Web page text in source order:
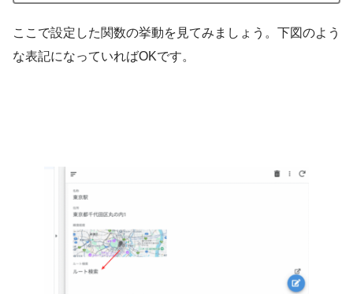
ここで設定した関数の挙動を見てみましょう。下図のよう
な表記になっていればOKです。